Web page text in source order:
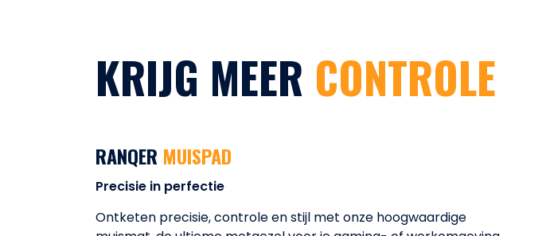
KRIJG MEER CONTROLE
RANQER MUISPAD
Precisie in perfectie
Ontketen precisie, controle en stijl met onze hoogwaardige